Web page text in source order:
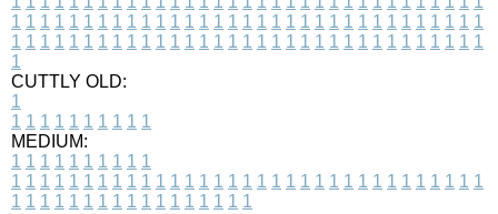
1 1 1 1 1 1 1 1 1 1 1 1 1 1 1 1 1 1 1 1 1 1 1 1 1 1 1 1 1 1 1 1 1
1 1 1 1 1 1 1 1 1 1 1 1 1 1 1 1 1 1 1 1 1 1 1 1 1 1 1 1 1 1 1 1 1
1
CUTTLY OLD:
1
1 1 1 1 1 1 1 1 1 1
MEDIUM:
1 1 1 1 1 1 1 1 1 1
1 1 1 1 1 1 1 1 1 1 1 1 1 1 1 1 1 1 1 1 1 1 1 1 1 1 1 1 1 1 1 1 1
1 1 1 1 1 1 1 1 1 1 1 1 1 1 1 1 1